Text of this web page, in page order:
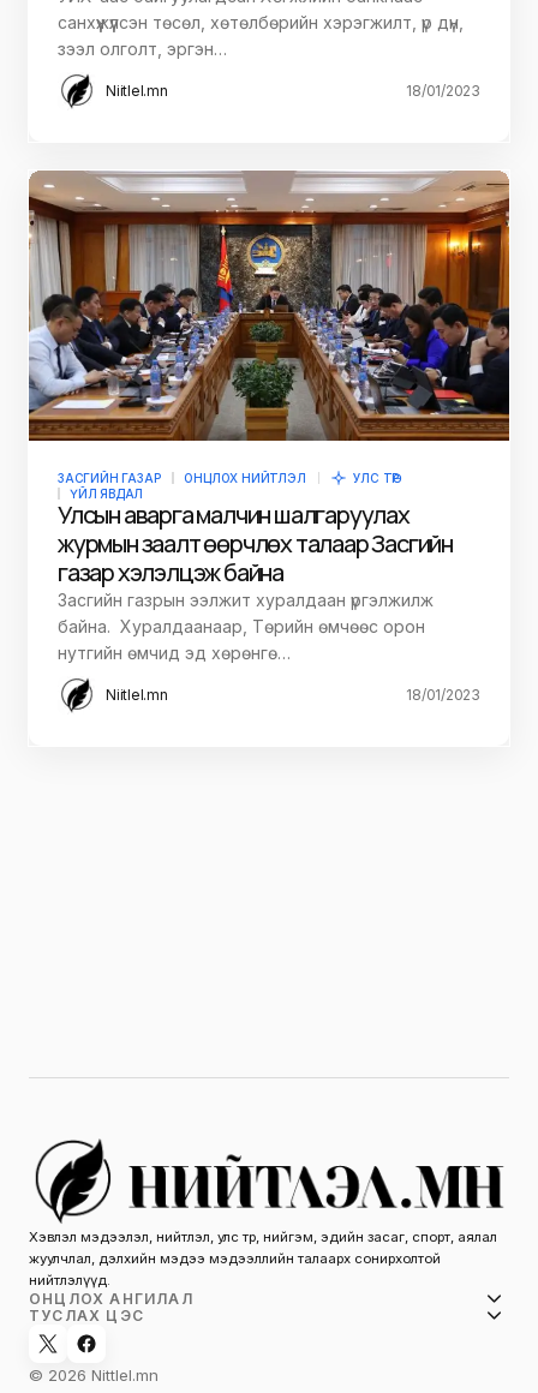
Хэвлэл мэдээлэл, нийтлэл, улс төр, нийгэм, эдийн засаг, спорт, аялал
жуулчлал, дэлхийн мэдээ мэдээллийн талаарх сонирхолтой
нийтлэлүүд.
ОНЦЛОХ АНГИЛАЛ
ТУСЛАХ ЦЭС
© 2026 Nittlel.mn